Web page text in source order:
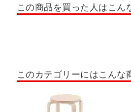
この商品を買った人はこん
このカテゴリーにはこんな